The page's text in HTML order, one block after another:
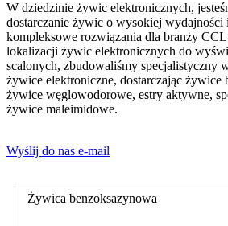
W dziedzinie żywic elektronicznych,
dostarczanie żywic o wysokiej wydajności
kompleksowe rozwiązania dla branży
lokalizacji żywic elektronicznych do
scalonych, zbudowaliśmy specjalistyczny
żywice elektroniczne, dostarczając żywice
żywice węglowodorowe, estry aktywne,
żywice maleimidowe.
Wyślij do nas e-mail
Żywica benzoksazynowa